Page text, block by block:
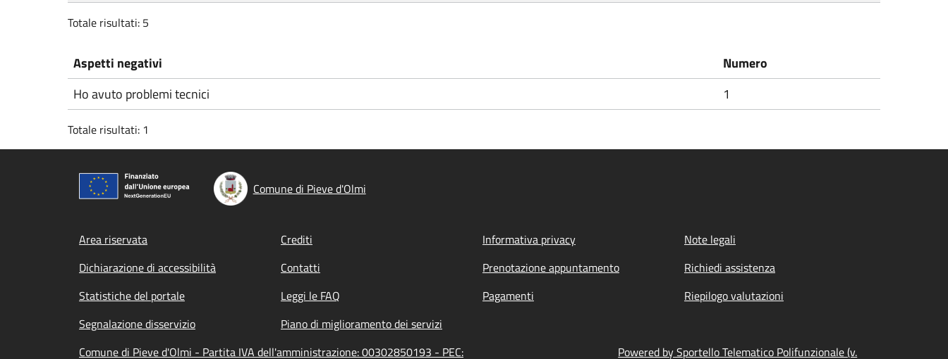
Totale risultati: 5
Aspetti negativi
Numero
Ho avuto problemi tecnici
1
Totale risultati: 1
Comune di Pieve d'Olmi
Footer menu
Area riservata Crediti Informativa privacy
Note legali
Dichiarazione di accessibilità
Contatti Prenotazione appuntamento
Richiedi assistenza
Statistiche del portale
Leggi le FAQ Pagamenti
Riepilogo valutazioni
Segnalazione disservizio
Piano di miglioramento dei servizi
Comune di Pieve d'Olmi - Partita IVA dell'amministrazione: 00302850193 - PEC:
Powered by Sportello Telematico Polifunzionale (v.